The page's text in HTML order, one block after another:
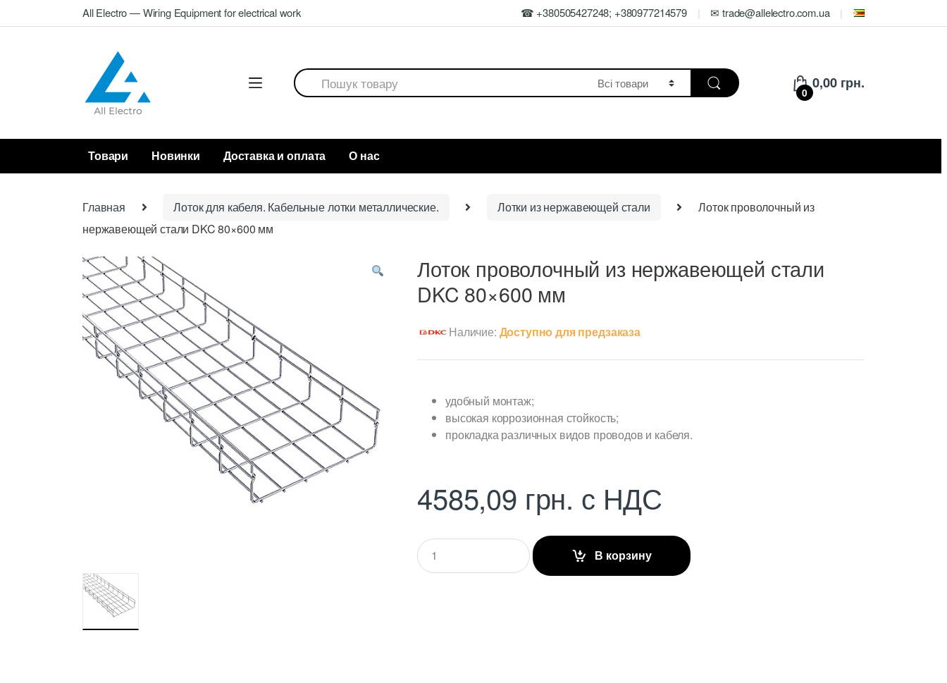
to
to
All Electro — Wiring Equipment for electrical work ☎ +380505427248; +380977214579 ✉ trade@allelectro.com.ua
Search
for:
0
0,00 грн.
Товари Новинки Доставка и оплата О нас
Главная Лоток для кабеля. Кабельные лотки металлические. Лотки из нержавеющей стали
Лоток проволочный из
нержавеющей стали DKC 80×600 мм
Лоток проволочный из нержавеющей стали
DKC 80×600 мм
Наличие: Доступно для предзаказа
удобный монтаж;
высокая коррозионная стойкость;
прокладка различных видов проводов и кабеля.
4585,09 грн. с НДС
Q
u
a
В корзину